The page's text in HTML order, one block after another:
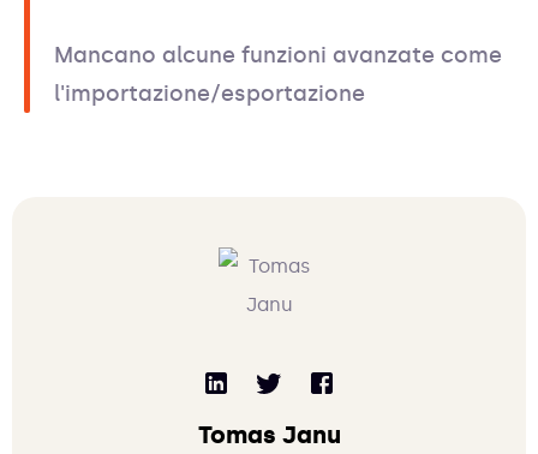
Mancano alcune funzioni avanzate come
l'importazione/esportazione
Tomas Janu